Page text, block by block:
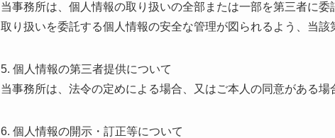
当事務所は、個人情報の取り扱いの全部または一部を第三者に
取り扱いを委託する個人情報の安全な管理が図られるよう、当該
5. 個人情報の第三者提供について
当事務所は、法令の定めによる場合、又はご本人の同意がある場
6. 個人情報の開示・訂正等について